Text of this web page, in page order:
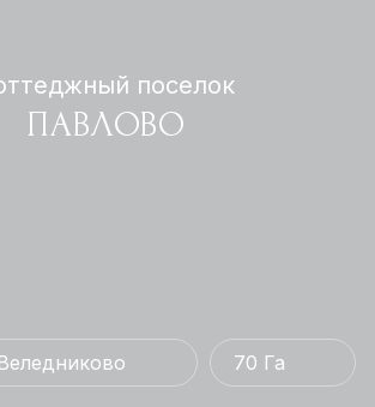
поселок
ПАВЛОВО
70 Га